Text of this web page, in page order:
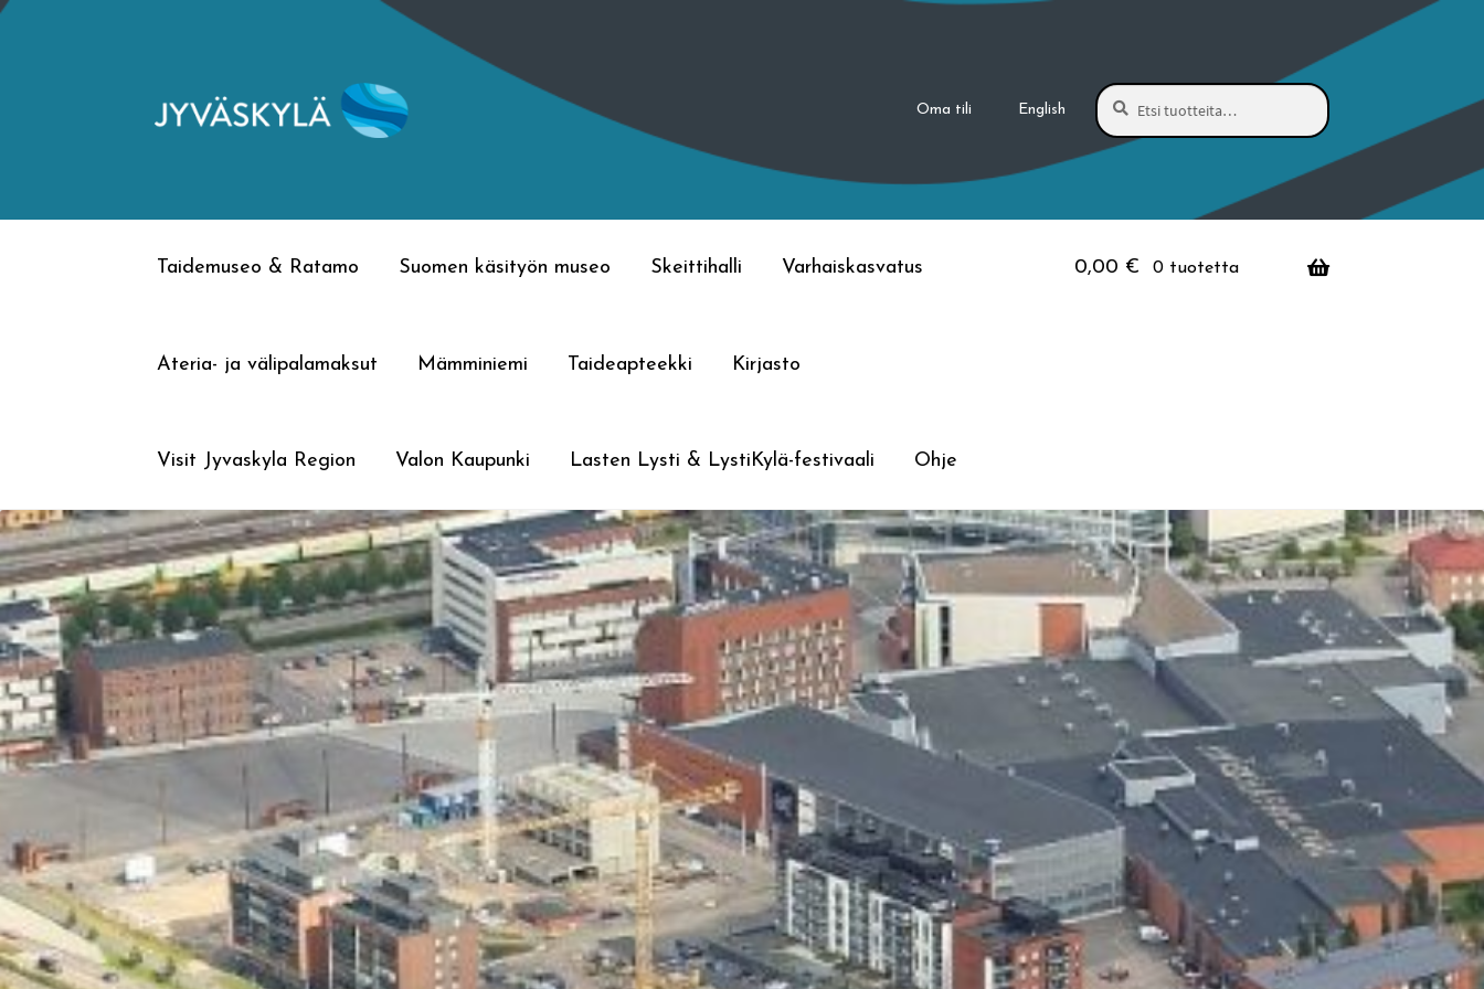
Siirry
Siirry
Oma tili English
Etsi:
Haku
Taidemuseo & Ratamo Suomen käsityön museo Skeittihalli Varhaiskasvatus
Ateria- ja välipalamaksut Mämminiemi Taideapteekki Kirjasto
Visit Jyvaskyla Region Valon Kaupunki Lasten Lysti & LystiKylä-festivaali Ohje
0,00 € 0 tuotetta